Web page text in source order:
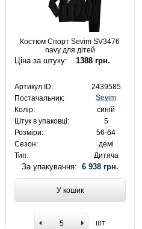
Костюм Спорт Sevim SV3476
navy для дітей
Ціна за штуку: 1388 грн.
Артикул ID:
2439585
Постачальник:
Sevim
Колір:
синій
Штук в упаковці:
5
Розміри:
56-64
Сезон:
демі
Тип:
Дитяча
За упакування: 6 938 грн.
У кошик
шт